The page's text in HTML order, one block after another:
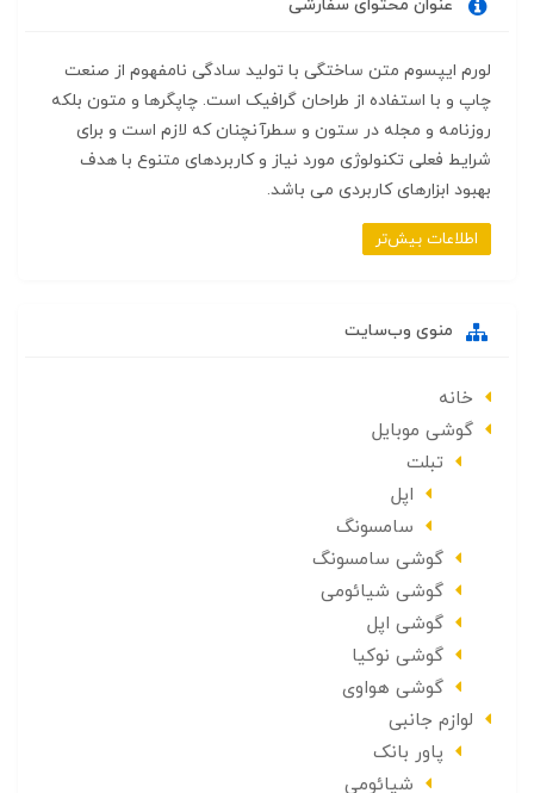
عنوان محتوای سفارشی
لورم ایپسوم متن ساختگی با تولید سادگی نامفهوم از صنعت
چاپ و با استفاده از طراحان گرافیک است. چاپگرها و متون بلکه
روزنامه و مجله در ستون و سطرآنچنان که لازم است و برای
شرایط فعلی تکنولوژی مورد نیاز و کاربردهای متنوع با هدف
بهبود ابزارهای کاربردی می باشد.
اطلاعات بیش‌تر
منوی وب‌سایت
خانه
گوشی موبایل
تبلت
اپل
سامسونگ
گوشی سامسونگ
گوشی شیائومی
گوشی اپل
گوشی نوکیا
گوشی هواوی
لوازم جانبی
پاور بانک
شیائومی